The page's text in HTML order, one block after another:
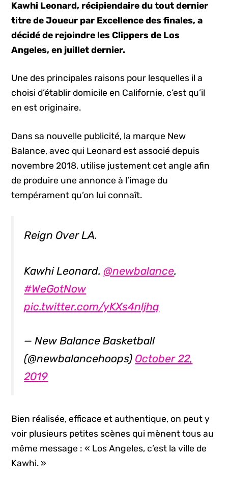
Kawhi Leonard, récipiendaire du tout dernier
titre de Joueur par Excellence des finales, a
décidé de rejoindre les Clippers de Los
Angeles, en juillet dernier.
Une des principales raisons pour lesquelles il a
choisi d’établir domicile en Californie, c’est qu’il
en est originaire.
Dans sa nouvelle publicité, la marque New
Balance, avec qui Leonard est associé depuis
novembre 2018, utilise justement cet angle afin
de produire une annonce à l’image du
tempérament qu’on lui connaît.
Reign Over LA.
Kawhi Leonard. @newbalance.
#WeGotNow
pic.twitter.com/yKXs4nljhq
— New Balance Basketball
(@newbalancehoops) October 22,
2019
Bien réalisée, efficace et authentique, on peut y
voir plusieurs petites scènes qui mènent tous au
même message : « Los Angeles, c’est la ville de
Kawhi. »